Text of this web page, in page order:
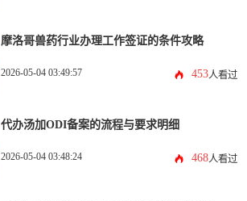
摩洛哥兽药行业办理工作签证的条件攻略
2026-05-04 03:49:57 453人看过
代办汤加ODI备案的流程与要求明细
2026-05-04 03:48:24 468人看过